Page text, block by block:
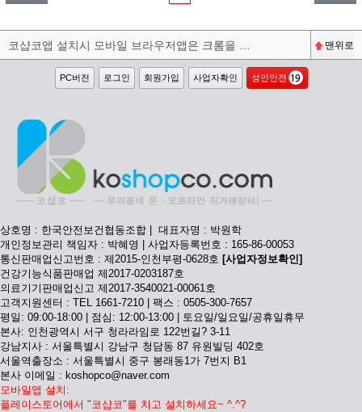
맨위로
PC버전 로그인 회원가입 사업자확인 성인안전
상호명 : 한국안전보건협동조합 | 대표자명 : 박원학
개인정보관리 책임자 : 박혜영 | 사업자등록번호 : 165-86-00053
통신판매업신고번호 : 제2015-인천부평-0628호 [사업자정보확인]
건강기능식품판매업 제2017-0203187호
의료기기판매업신고 제2017-3540021-00061호
고객지원센터 : TEL 1661-7210 | 팩스 : 0505-300-7657
평일: 09:00-18:00 | 점심: 12:00-13:00 | 토요일/일요일/공휴일휴무
본사: 인천광역시 서구 청라라임로 122번길? 3-11
강남지사 : 서울특별시 강남구 청담동 87 유원빌딩 402호
서울역출장소 : 서울특별시 중구 봉래동1가 7번지 B1
본사 이메일 : koshopco@naver.com
모바일앱 설치:
플레이스토어에서 "코샵코"를 치고 설치하세요~ ^.^?